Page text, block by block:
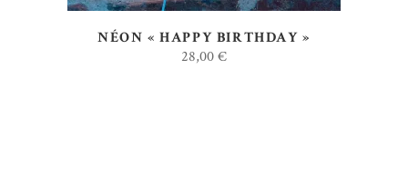
NÉON « HAPPY BIRTHDAY »
28,00€